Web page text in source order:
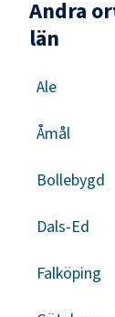
Andra
län
Ale
Åmål
Bollebygd
Dals-Ed
Falköping